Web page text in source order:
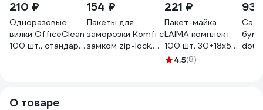
210 ₽
Одноразовые
вилки OfficeClean
100 шт., стандарт,
154 ₽
Пакеты для
заморозки Komfi с
замком zip-lock,
221 ₽
Пакет-майка
LAIMA комплект
100 шт, 30+18x55,
ПНД черный, 15
4.5(8)
93
О товаре